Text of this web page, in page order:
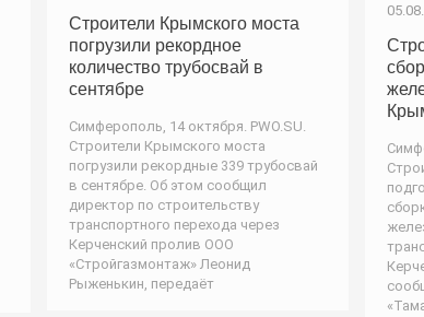
Строители Крымского моста
погрузили рекордное
количество трубосвай в
сентябре
Симферополь, 14 октября. PWO.SU.
Строители Крымского моста
погрузили рекордные 339 трубосвай
в сентябре. Об этом сообщил
директор по строительству
транспортного перехода через
Керченский пролив ООО
«Стройгазмонтаж» Леонид
Рыженькин, передаёт